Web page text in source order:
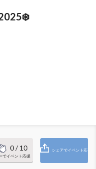
0/ 10
でイベント応援
シェアでイベント応